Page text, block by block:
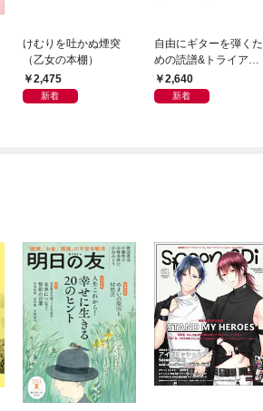
けむりを吐かぬ煙突
（乙女の本棚）
2,475
新着
自由にギターを弾くた
めの読譜&トライアド
基礎講座
2,640
新着